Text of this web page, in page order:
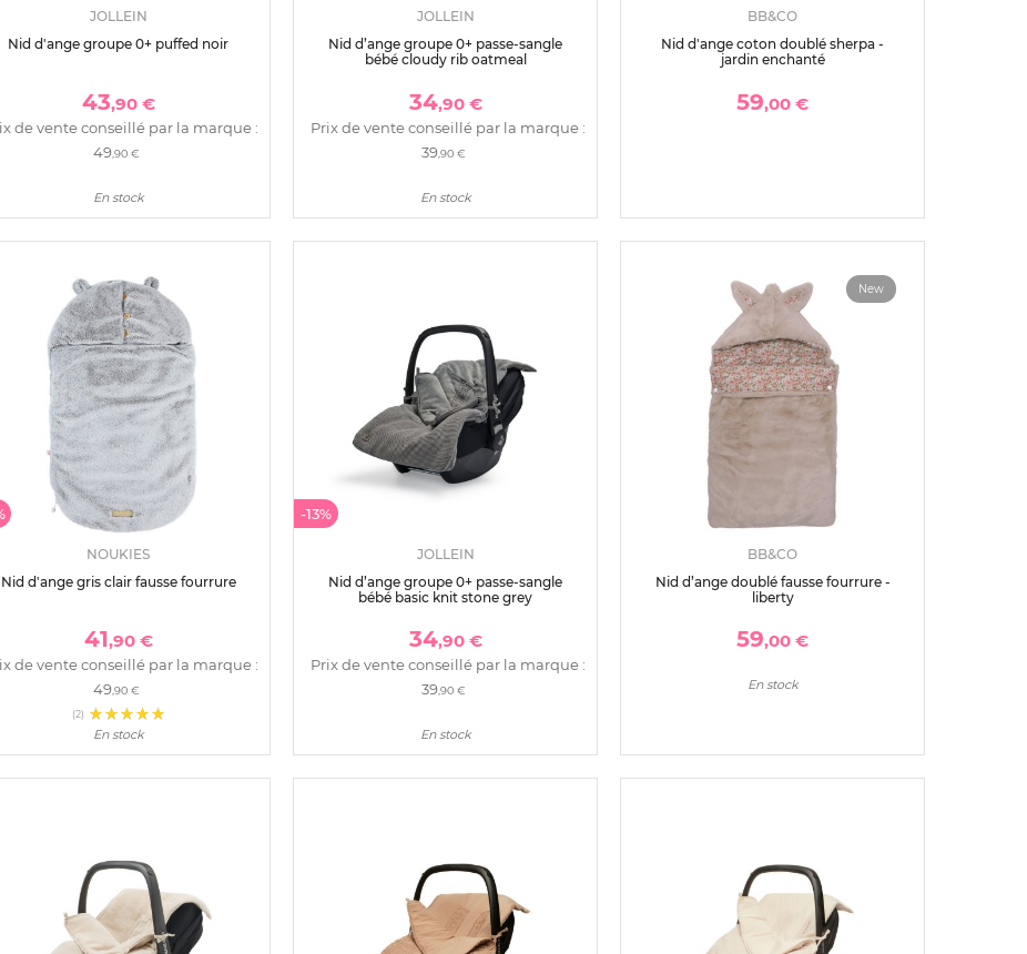
JOLLEIN
Nid d'ange groupe 0+ puffed noir
43,90 €
de vente conseillé par la marque :
49,90 €
En stock
JOLLEIN
Nid d’ange groupe 0+ passe-sangle
bébé cloudy rib oatmeal
34,90 €
Prix de vente conseillé par la marque :
39,90 €
En stock
BB&CO
Nid d'ange coton doublé sherpa -
jardin enchanté
59,00 €
NOUKIES
Nid d'ange gris clair fausse fourrure
41,90 €
de vente conseillé par la marque :
49,90 €
(2)
En stock
-13%
JOLLEIN
Nid d’ange groupe 0+ passe-sangle
bébé basic knit stone grey
34,90 €
Prix de vente conseillé par la marque :
39,90 €
En stock
New
BB&CO
Nid d’ange doublé fausse fourrure -
liberty
59,00 €
En stock